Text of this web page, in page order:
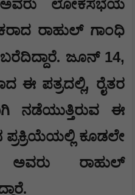
ಅವರು ಲೋಕಸಭೆಯ
ರಾಹುಲ್ ಗಾಂಧಿ
ಜೂನ್ 14,
ಈ ಪತ್ರದಲ್ಲಿ, ರೈತರ
ನಡೆಯುತ್ತಿರುವ ಈ
ಪ್ರಕ್ರಿಯೆಯಲ್ಲಿ ಕೂಡಲೇ
ಅವರು ರಾಹುಲ್